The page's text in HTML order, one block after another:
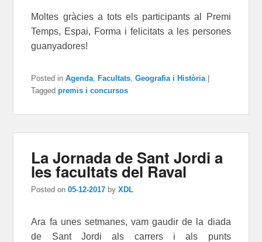
Moltes gràcies a tots els participants al Premi
Temps, Espai, Forma i felicitats a les persones
guanyadores!
Posted in Agenda Facultats ,Geografia i Història
Tagged premis i concursos
La Jornada de Sant Jordi a
les facultats del Raval
Posted on05-12-2017 byXDL
Ara fa unes setmanes, vam gaudir de la diada
de Sant Jordi als carrers i als punts